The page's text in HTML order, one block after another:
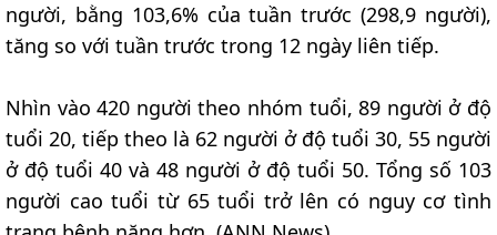
người, bằng 103,6% của tuần trước (298,9 người),
tăng so với tuần trước trong 12 ngày liên tiếp.
Nhìn vào 420 người theo nhóm tuổi, 89 người ở độ
tuổi 20, tiếp theo là 62 người ở độ tuổi 30, 55 người
ở độ tuổi 40 và 48 người ở độ tuổi 50. Tổng số 103
người cao tuổi từ 65 tuổi trở lên có nguy cơ tình